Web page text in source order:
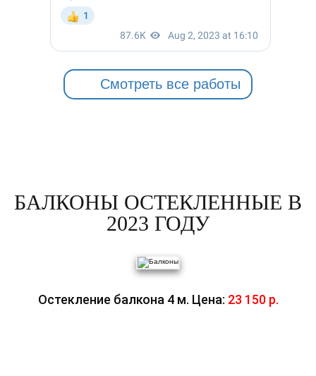
Смотреть все работы
БАЛКОНЫ ОСТЕКЛЕННЫЕ В
2023 ГОДУ
Остекление балкона 4 м. Цена: 23 150 р.